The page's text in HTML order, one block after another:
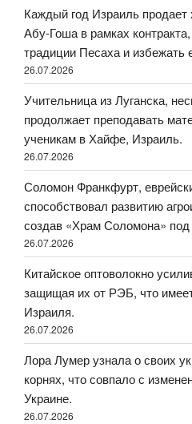
Каждый год Израиль
Абу-Гоша в рамках
традиции Песаха и избежать
26.07.2026
Учительница из Луганска,
продолжает преподавать
ученикам в Хайфе, Израиль.
26.07.2026
Соломон Франкфурт,
способствовал развитию
создав «Храм Соломона»
26.07.2026
Китайское оптоволокно
защищая их от РЭБ, что
Израиля.
26.07.2026
Лора Лумер узнала о своих
корнях, что совпало с
Украине.
26.07.2026